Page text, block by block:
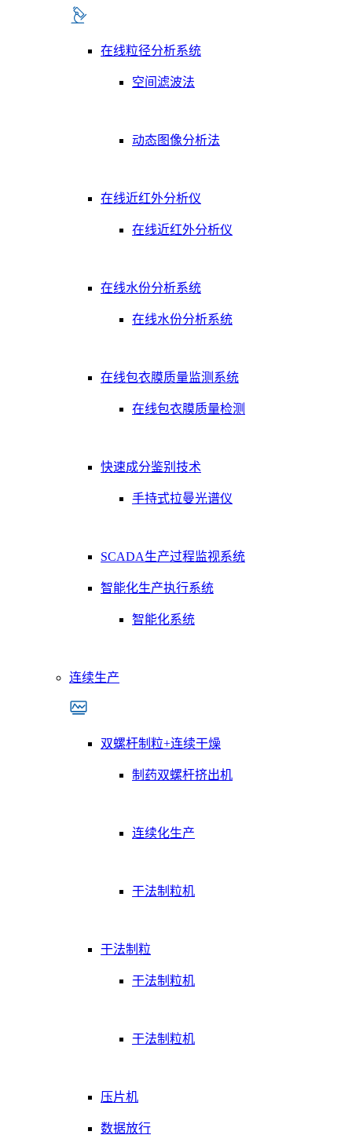
在线粒径分析系统
空间滤波法
动态图像分析法
在线近红外分析仪
在线近红外分析仪
在线水份分析系统
在线水份分析系统
在线包衣膜质量监测系统
在线包衣膜质量检测
快速成分鉴别技术
手持式拉曼光谱仪
SCADA生产过程监视系统
智能化生产执行系统
智能化系统
连续生产
双螺杆制粒+连续干燥
制药双螺杆挤出机
连续化生产
干法制粒机
干法制粒
干法制粒机
干法制粒机
压片机
数据放行